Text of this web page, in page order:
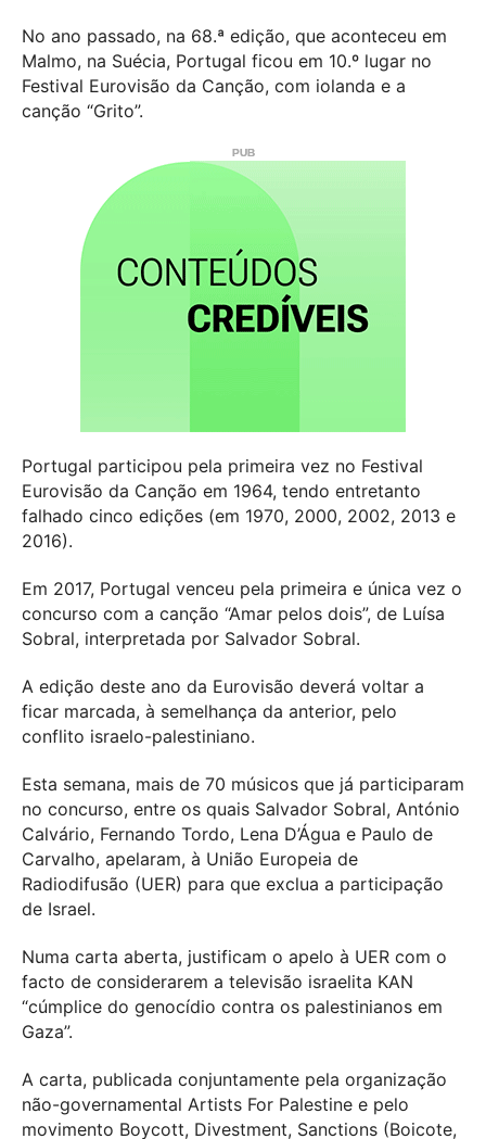
No ano passado, na 68.ª edição, que aconteceu em
Malmo, na Suécia, Portugal ficou em 10.º lugar no
Festival Eurovisão da Canção, com iolanda e a
canção “Grito”.
Portugal participou pela primeira vez no Festival
Eurovisão da Canção em 1964, tendo entretanto
falhado cinco edições (em 1970, 2000, 2002, 2013 e
2016).
Em 2017, Portugal venceu pela primeira e única vez o
concurso com a canção “Amar pelos dois”, de Luísa
Sobral, interpretada por Salvador Sobral.
A edição deste ano da Eurovisão deverá voltar a
ficar marcada, à semelhança da anterior, pelo
conflito israelo-palestiniano.
Esta semana, mais de 70 músicos que já participaram
no concurso, entre os quais Salvador Sobral, António
Calvário, Fernando Tordo, Lena D’Água e Paulo de
Carvalho, apelaram, à União Europeia de
Radiodifusão (UER) para que exclua a participação
de Israel.
Numa carta aberta, justificam o apelo à UER com o
facto de considerarem a televisão israelita KAN
“cúmplice do genocídio contra os palestinianos em
Gaza”.
A carta, publicada conjuntamente pela organização
não-governamental Artists For Palestine e pelo
movimento Boycott, Divestment, Sanctions (Boicote,